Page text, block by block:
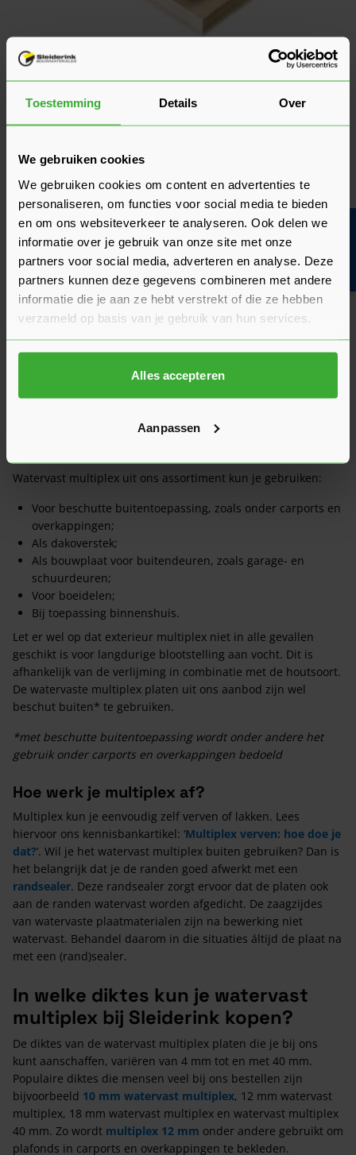
Toestemming Details Over
We gebruiken cookies
We gebruiken cookies om content en advertenties te
personaliseren, om functies voor social media te bieden
en om ons websiteverkeer te analyseren. Ook delen we
informatie over je gebruik van onze site met onze
partners voor social media, adverteren en analyse. Deze
partners kunnen deze gegevens combineren met andere
informatie die je aan ze hebt verstrekt of die ze hebben
verzameld op basis van je gebruik van hun services.
Alles accepteren
Aanpassen
WBP verlijmd multiplex
dit keurmerk, dan betekent dit dat de plaat aan een test is
onderworpen waarbij deze 72 uur lang in kokend water is
gelegd. Laat de lijm niet los dan wordt de plaat bestempeld
als WBP, wat inhoudt dat de plaat geschikt is voor vochtige
binnentoepassingen. Echter kun je op basis daarvan nog niet
concluderen dat je de multiplex exterieur plaat ook kunt
aanschaffen voor buitentoepassingen. Dit is afhankelijk van
de houtsoort.
Waar kun je watervast multiplex
gebruiken?
Watervast multiplex kun je binnen gebruiken, maar zeker ook
voor buiten bestellen. Let er wel op dat watervast multiplex,
geschikt is voor langdurige blootstelling aan vocht. Dit is
Watervast multiplex uit ons assortiment kun je gebruiken:
Voor beschutte buitentoepassing, zoals onder carports en
overkappingen;
Als dakoverstek;
Als bouwplaat voor buitendeuren, zoals garage- en
schuurdeuren;
Voor boeidelen;
Bij toepassing binnenshuis.
Let er wel op dat exterieur multiplex niet in alle gevallen
geschikt is voor langdurige blootstelling aan vocht. Dit is
afhankelijk van de verlijming in combinatie met de houtsoort.
De watervaste multiplex platen uit ons aanbod zijn wel
beschut buiten* te gebruiken.
*met beschutte buitentoepassing wordt onder andere het
gebruik onder carports en overkappingen bedoeld
Hoe werk je multiplex af?
Multiplex kun je eenvoudig zelf verven of lakken. Lees
hiervoor ons kennisbankartikel: ‘Multiplex verven: hoe doe je
dat?’. Wil je het watervast multiplex buiten gebruiken? Dan is
het belangrijk dat je de randen goed afwerkt met een
randsealer. Deze randsealer zorgt ervoor dat de platen ook
aan de randen watervast worden afgedicht. De zaagzijdes
van watervaste plaatmaterialen zijn na bewerking niet
watervast. Behandel daarom in die situaties áltijd de plaat na
met een (rand)sealer.
In welke diktes kun je watervast
multiplex bij Sleiderink kopen?
De diktes van de watervast multiplex platen die je bij ons
kunt aanschaffen, variëren van 4 mm tot en met 40 mm.
Populaire diktes die mensen veel bij ons bestellen zijn
bijvoorbeeld 10 mm watervast multiplex, 12 mm watervast
multiplex, 18 mm watervast multiplex en watervast multiplex
40 mm. Zo wordt multiplex 12 mm onder andere gebruikt om
plafonds in carports en overkappingen te bekleden.